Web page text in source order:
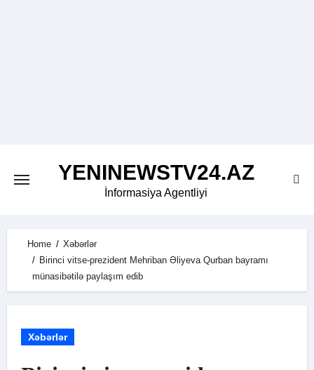
YENINEWSTV24.AZ
İnformasiya Agentliyi
Home
Xəbərlər
Birinci vitse-prezident Mehriban Əliyeva Qurban bayramı
münasibətilə paylaşım edib
Xəbərlər